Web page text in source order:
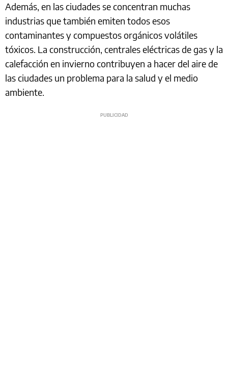
Además, en las ciudades se concentran muchas
industrias que también emiten todos esos
contaminantes y compuestos orgánicos volátiles
tóxicos. La construcción, centrales eléctricas de gas y la
calefacción en invierno contribuyen a hacer del aire de
las ciudades un problema para la salud y el medio
ambiente.